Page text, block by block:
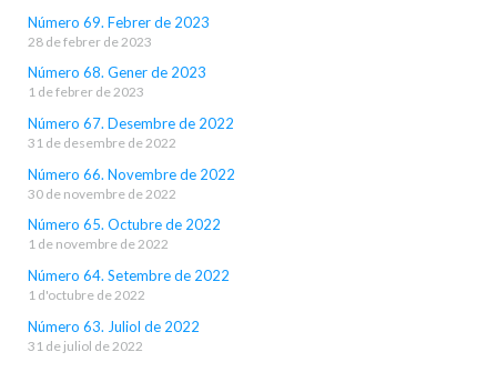
Número 69. Febrer de 2023
28 de febrer de 2023
Número 68. Gener de 2023
1 de febrer de 2023
Número 67. Desembre de 2022
31 de desembre de 2022
Número 66. Novembre de 2022
30 de novembre de 2022
Número 65. Octubre de 2022
1 de novembre de 2022
Número 64. Setembre de 2022
1 d'octubre de 2022
Número 63. Juliol de 2022
31 de juliol de 2022